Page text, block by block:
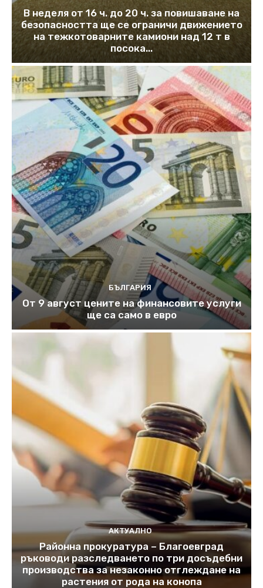
В неделя от 16 ч. до 20 ч. за повишаване на
безопасността ще се ограничи движението
на тежкотоварните камиони над 12 т в
посока...
БЪЛГАРИЯ
От 9 август цените на финансовите услуги
ще са само в евро
АКТУАЛНО
Районна прокуратура – Благоевград
ръководи разследването по три досъдебни
производства за незаконно отглеждане на
растения от рода на конопа